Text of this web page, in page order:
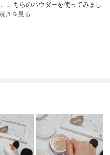
こちらのパウダーを使ってみまし
きを見る